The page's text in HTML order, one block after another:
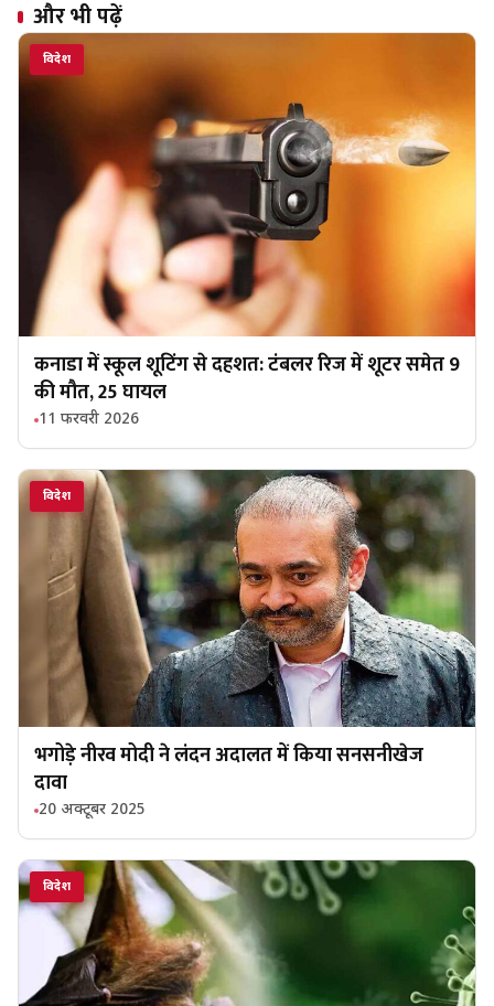
और भी पढ़ें
विदेश
कनाडा में स्कूल शूटिंग से दहशत: टंबलर रिज में शूटर समेत 9
की मौत, 25 घायल
11 फरवरी 2026
विदेश
भगोड़े नीरव मोदी ने लंदन अदालत में किया सनसनीखेज
दावा
20 अक्टूबर 2025
विदेश